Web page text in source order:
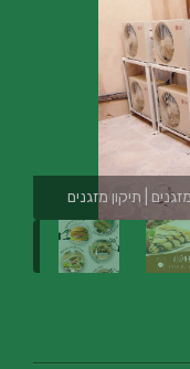
| תיקון מזגנים